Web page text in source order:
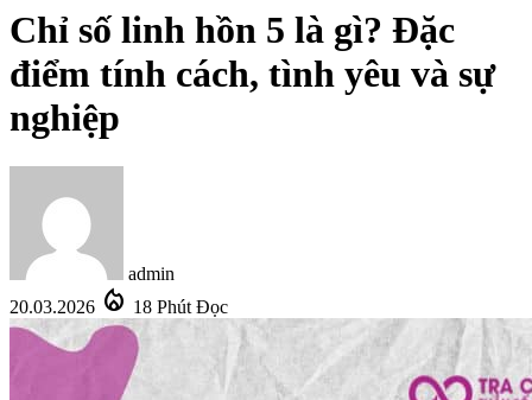
Chỉ số linh hồn 5 là gì? Đặc
điểm tính cách, tình yêu và sự
nghiệp
admin
20.03.2026 local_fire_department 18 Phút Đọc